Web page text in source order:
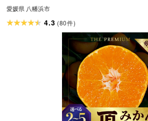
きつ 柑橘 柑橘類 国産 愛
地直送 送料無料
愛媛県 八幡浜市
4.3 (80件)